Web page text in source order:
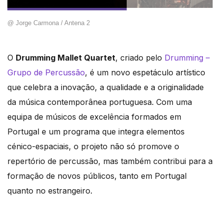
@ Jorge Carmona / Antena 2
O Drumming Mallet Quartet, criado pelo Drumming –
Grupo de Percussão, é um novo espetáculo artístico
que celebra a inovação, a qualidade e a originalidade
da música contemporânea portuguesa. Com uma
equipa de músicos de excelência formados em
Portugal e um programa que integra elementos
cénico-espaciais, o projeto não só promove o
repertório de percussão, mas também contribui para a
formação de novos públicos, tanto em Portugal
quanto no estrangeiro.